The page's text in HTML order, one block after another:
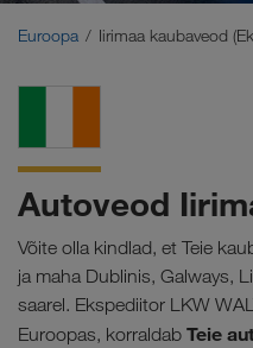
Euroopa Iirimaa kaubaveod
Autoveod
Võite olla kindlad, et Teie
ja maha Dublinis, Galways,
saarel. Ekspediitor LKW
Euroopas, korraldab Teie